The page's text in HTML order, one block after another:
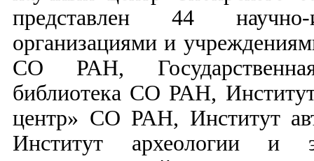
представлен 44 научно-
организациями и
СО РАН,
библиотека СО РАН,
центр» СО РАН, Институт
Институт археологии